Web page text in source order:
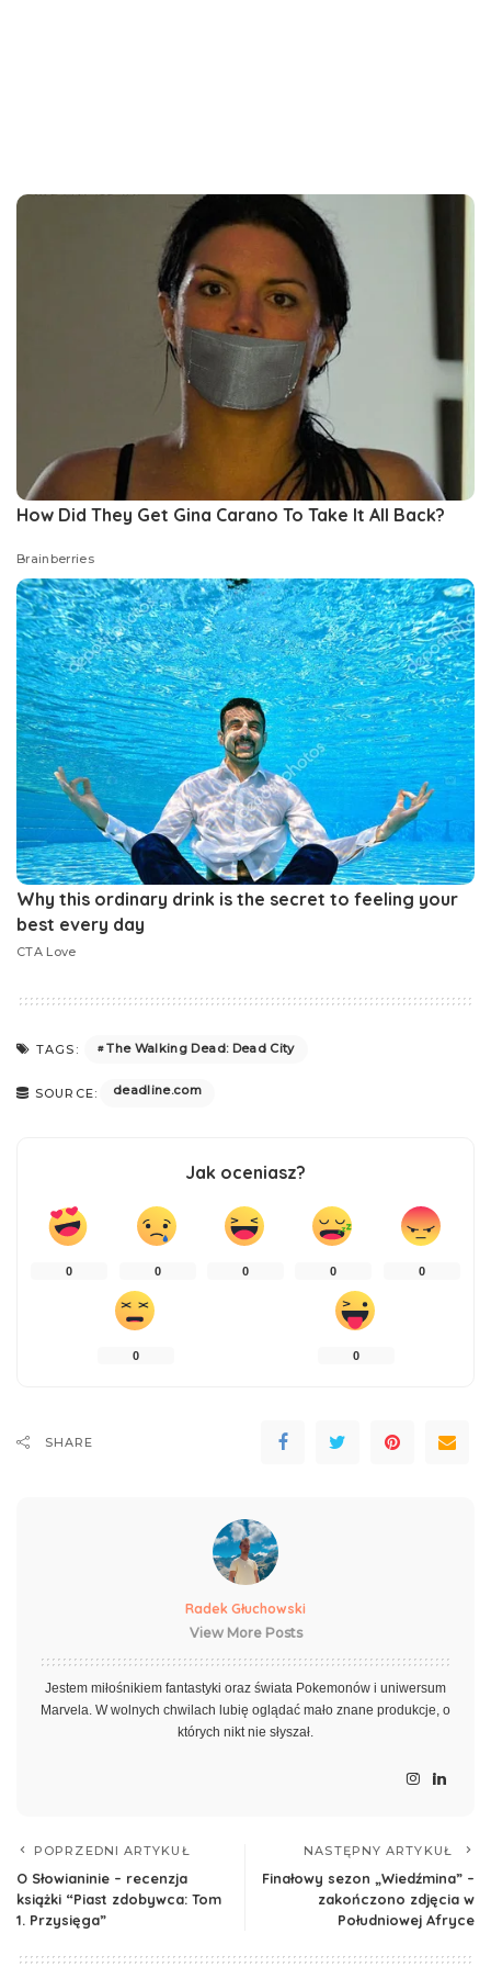
TAGS: The Walking Dead: Dead City
SOURCE: deadline.com
Jak oceniasz?
0 0 0 0 0
0 0
SHARE
Radek Głuchowski
View More Posts
Jestem miłośnikiem fantastyki oraz świata Pokemonów i uniwersum
Marvela. W wolnych chwilach lubię oglądać mało znane produkcje, o
których nikt nie słyszał.
POPRZEDNI ARTYKUŁ
O Słowianinie – recenzja
książki “Piast zdobywca: Tom
1. Przysięga”
NASTĘPNY ARTYKUŁ
Finałowy sezon „Wiedźmina” –
zakończono zdjęcia w
Południowej Afryce